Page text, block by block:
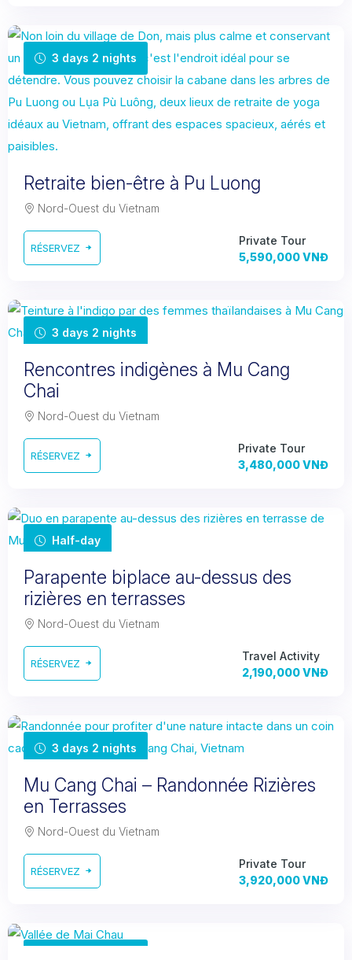
3 days 2 nights
Retraite bien-être à Pu Luong
Nord-Ouest du Vietnam
RÉSERVEZ
Private Tour
5,590,000 VNĐ
3 days 2 nights
Rencontres indigènes à Mu Cang
Chai
Nord-Ouest du Vietnam
RÉSERVEZ
Private Tour
3,480,000 VNĐ
Half-day
Parapente biplace au-dessus des
rizières en terrasses
Nord-Ouest du Vietnam
RÉSERVEZ
Travel Activity
2,190,000 VNĐ
3 days 2 nights
Mu Cang Chai – Randonnée Rizières
en Terrasses
Nord-Ouest du Vietnam
RÉSERVEZ
Private Tour
3,920,000 VNĐ